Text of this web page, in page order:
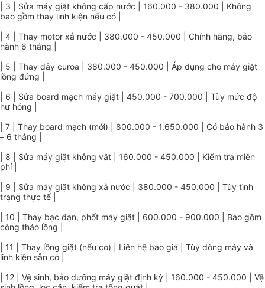
| 3 | Sửa máy giặt không cấp nước | 160.000 - 380.000 | Không
bao gồm thay linh kiện nếu có |
| 4 | Thay motor xả nước | 380.000 - 450.000 | Chính hãng, bảo
hành 6 tháng |
| 5 | Thay dây curoa | 380.000 - 450.000 | Áp dụng cho máy giặt
lồng đứng |
| 6 | Sửa board mạch máy giặt | 450.000 - 700.000 | Tùy mức độ
hư hỏng |
| 7 | Thay board mạch (mới) | 800.000 - 1.650.000 | Có bảo hành 3
– 6 tháng |
| 8 | Sửa máy giặt không vắt | 160.000 - 450.000 | Kiểm tra miễn
phí |
| 9 | Sửa máy giặt không xả nước | 380.000 - 450.000 | Tùy tình
trạng thực tế |
| 10 | Thay bạc đạn, phốt máy giặt | 600.000 - 900.000 | Bao gồm
công tháo lồng |
| 11 | Thay lồng giặt (nếu có) | Liên hệ báo giá | Tùy dòng máy và
linh kiện sẵn có |
| 12 | Vệ sinh, bảo dưỡng máy giặt định kỳ | 160.000 - 450.000 | Vệ